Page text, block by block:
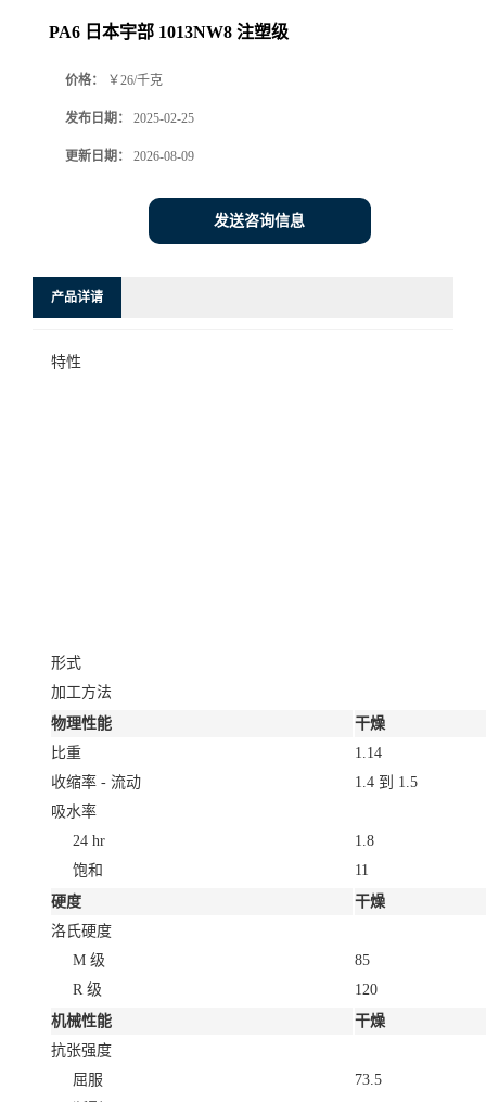
PA6 日本宇部 1013NW8 注塑级
价格： ￥26/千克
发布日期： 2025-02-25
更新日期： 2026-08-09
发送咨询信息
产品详请
特性
形式
加工方法
物理性能
干燥
比重
1.14
收缩率 - 流动
1.4 到 1.5
吸水率
24 hr
1.8
饱和
11
硬度
干燥
洛氏硬度
M 级
85
R 级
120
机械性能
干燥
抗张强度
屈服
73.5